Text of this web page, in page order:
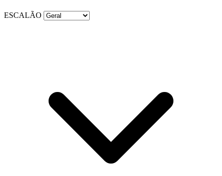
ESCALÃO